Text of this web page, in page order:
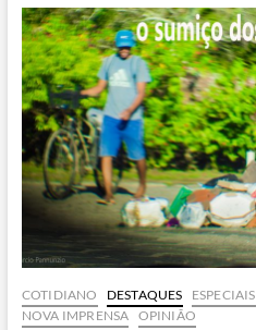
as
cinco
melhores
do
Brasil
em
gestão
de
royalties
do
petróleo
COTIDIANO DESTAQUES ESPECIAIS
NOVA IMPRENSA OPINIÃO